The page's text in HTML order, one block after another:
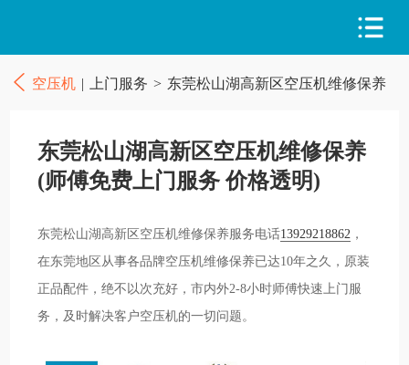
空压机 | 上门服务 > 东莞松山湖高新区空压机维修保养
东莞松山湖高新区空压机维修保养
(师傅免费上门服务 价格透明)
东莞松山湖高新区空压机维修保养服务电话13929218862 ，
在东莞地区从事各品牌空压机维修保养已达10年之久，原装
正品配件，绝不以次充好，市内外2-8小时师傅快速上门服
务，及时解决客户空压机的一切问题。